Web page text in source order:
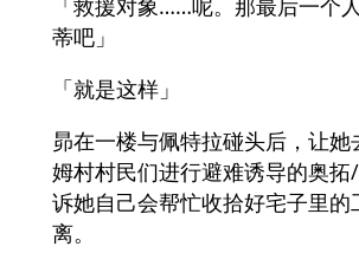
「救援对象……呢。那最后一个
蒂吧」
「就是这样」
昴在一楼与佩特拉碰头后，让
姆村村民们进行避难诱导的奥
诉她自己会帮忙收拾好宅子里的
离。